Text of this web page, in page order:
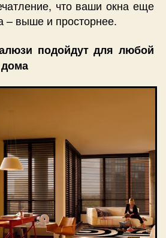
что ваши окна еще
– выше и просторнее.
подойдут для любой